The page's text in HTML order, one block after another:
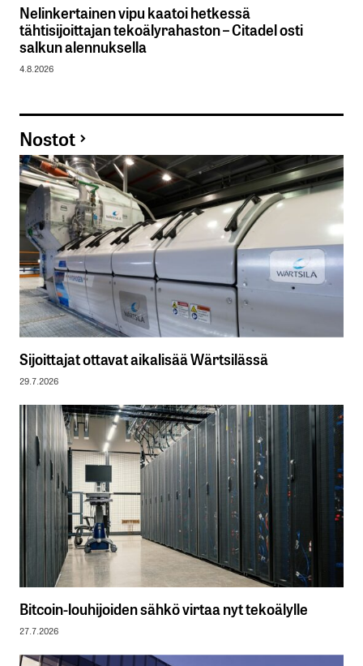
Nelinkertainen vipu kaatoi hetkessä
tähtisijoittajan tekoälyrahaston – Citadel osti
salkun alennuksella
4.8.2026
Nostot
Sijoittajat ottavat aikalisää Wärtsilässä
29.7.2026
Bitcoin-louhijoiden sähkö virtaa nyt tekoälylle
27.7.2026